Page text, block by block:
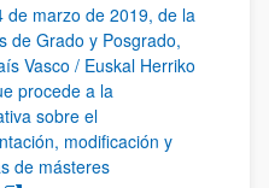
de marzo de 2019, de la
de Grado y Posgrado,
Vasco / Euskal Herriko
procede a la
sobre el
modificación y
de másteres